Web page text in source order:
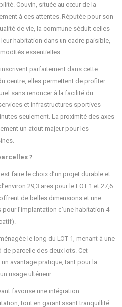
Couvin , située au cœur de la
à ces attentes. Réputée pour son
de vie, la commune séduit celles
habitation dans un cadre paisible,
essentielles.
parfaitement dans cette
centre, elles permettent de profiter
sans renoncer à la facilité du
et infrastructures sportives
seulement. La proximité des axes
un atout majeur pour les
?
faire le choix d’un projet durable et
29,3 ares pour le LOT 1 et 27,6
de belles dimensions et une
l’implantation d’une habitation 4
le long du LOT 1, menant à une
parcelle des deux lots. Cet
avantage pratique, tant pour la
usage ultérieur.
favorise une intégration
tout en garantissant tranquillité